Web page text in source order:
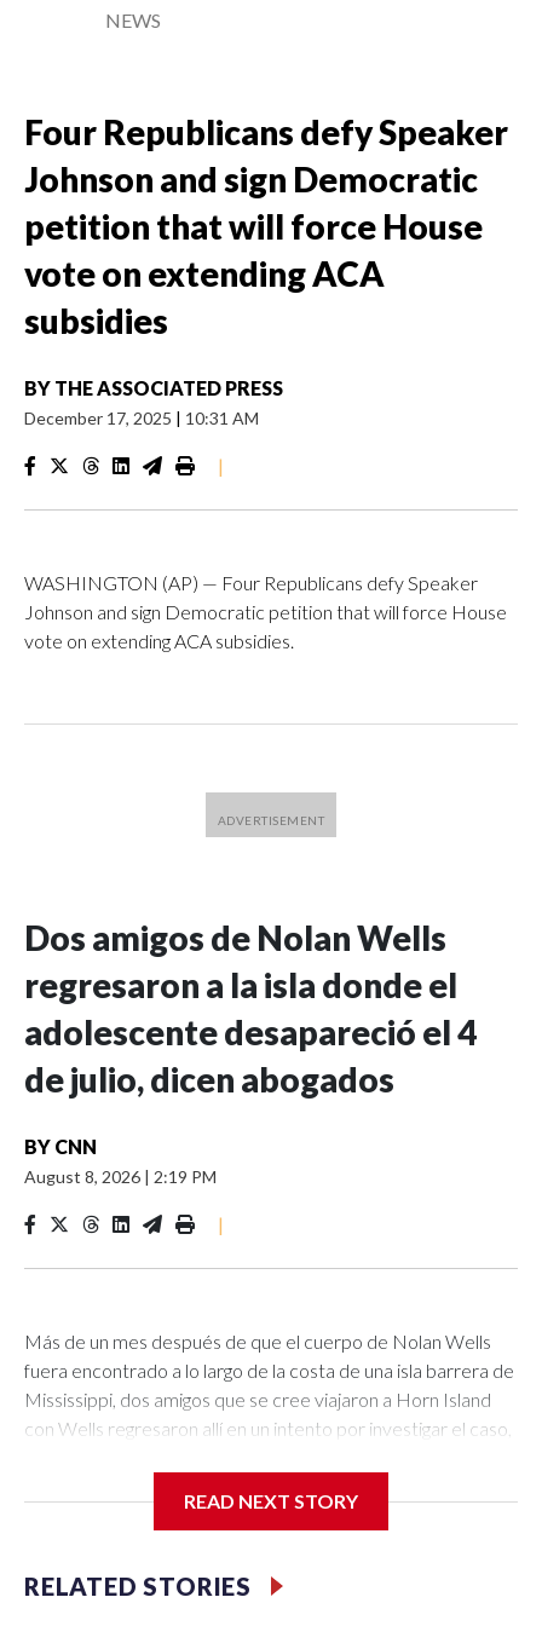
NEWS
Four Republicans defy Speaker
Johnson and sign Democratic
petition that will force House
vote on extending ACA
subsidies
BY THE ASSOCIATED PRESS
December 17, 2025 | 10:31 AM
|
WASHINGTON (AP) — Four Republicans defy Speaker
Johnson and sign Democratic petition that will force House
vote on extending ACA subsidies.
Dos amigos de Nolan Wells
regresaron a la isla donde el
adolescente desapareció el 4
de julio, dicen abogados
BY CNN
August 8, 2026 | 2:19 PM
|
Más de un mes después de que el cuerpo de Nolan Wells
fuera encontrado a lo largo de la costa de una isla barrera de
Mississippi, dos amigos que se cree viajaron a Horn Island
con Wells regresaron allí en un intento por investigar el caso,
desapareció, fueron a la isla la tarde del viernes para
Edward Andrew Paltzik y J. Tyler Cox, a CNN.No está claro
cómo el grupo planeaba llevar a cabo su investigación no
READ NEXT STORY
RELATED STORIES